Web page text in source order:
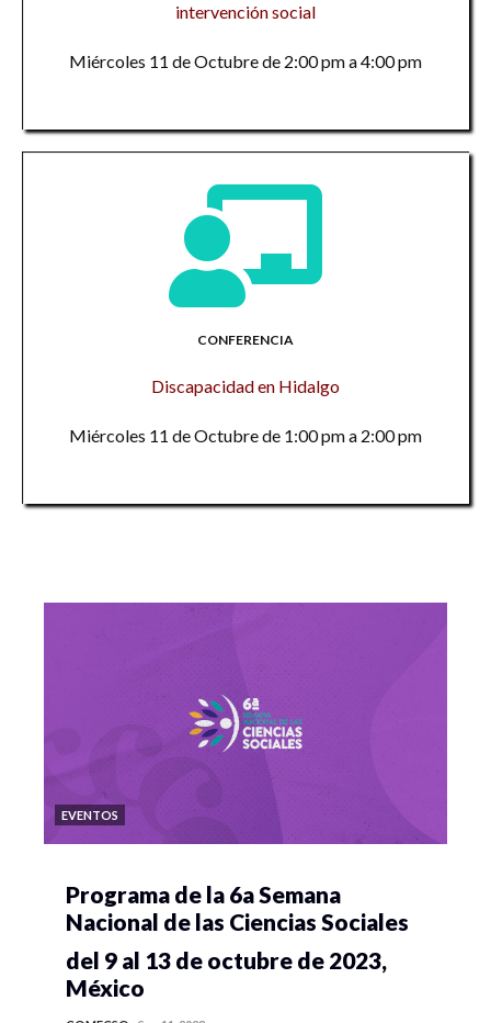
intervención social
Miércoles 11 de Octubre de 2:00 pm a 4:00 pm
CONFERENCIA
Discapacidad en Hidalgo
Miércoles 11 de Octubre de 1:00 pm a 2:00 pm
EVENTOS
Programa de la 6a Semana
Nacional de las Ciencias Sociales
del 9 al 13 de octubre de 2023,
México